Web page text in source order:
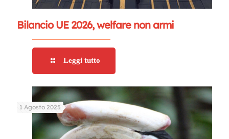
Bilancio UE 2026, welfare non armi
Leggi tutto
1 Agosto 2025